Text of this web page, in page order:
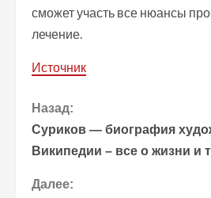
сможет участь все нюансы
лечение.
Источник
П
р
о
Назад:
Суриков — биография
Википедии – все о жизни и
Далее: